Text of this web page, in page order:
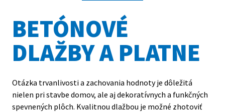
BETÓNOVÉ
DLAŽBY A PLATNE
Otázka trvanlivosti a zachovania hodnoty je dôležitá
nielen pri stavbe domov, ale aj dekoratívnych a funkčných
spevnených plôch. Kvalitnou dlažbou je možné zhotoviť